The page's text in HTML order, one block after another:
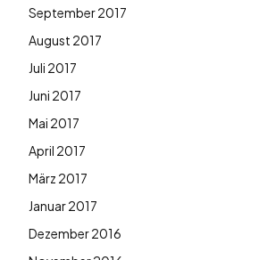
September 2017
August 2017
Juli 2017
Juni 2017
Mai 2017
April 2017
März 2017
Januar 2017
Dezember 2016